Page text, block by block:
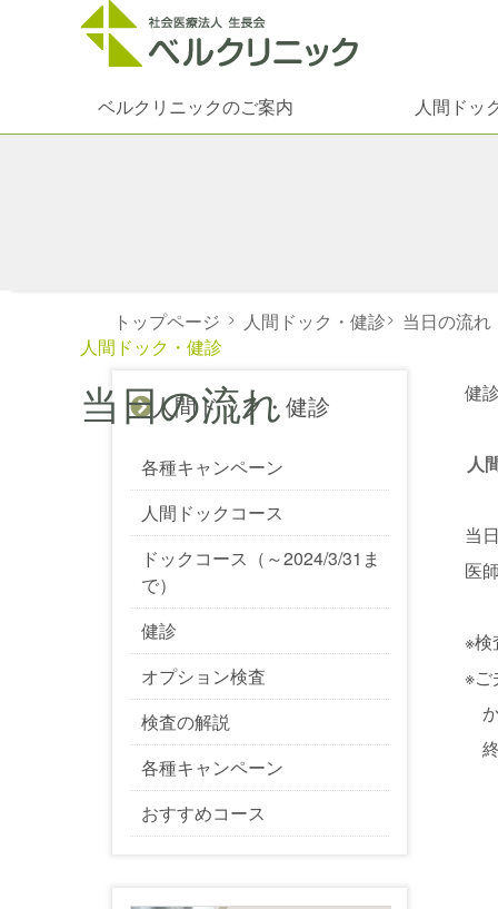
ベルクリニックのご案内 人間ドッ
人間ドック・健診
当日の流れ
トップページ > 人間ドック・健診> 当日の流れ
健
人
当
医
※検
※ご
人間ドック・健診
各種キャンペーン
人間ドックコース
ドックコース（～2024/3/31ま
で）
健診
オプション検査
検査の解説
各種キャンペーン
おすすめコース